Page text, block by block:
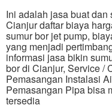
Ini adalah jasa buat dan
Cianjur daftar biaya
sumur bor jet pump,
yang menjadi
informasi jasa bikin
bor di Cianjur, Service /
Pemasangan Instalasi
Pemasangan Pipa bisa
tersedia